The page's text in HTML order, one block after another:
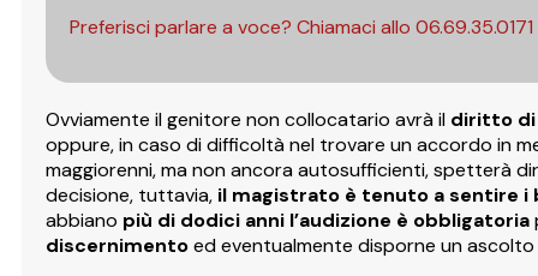
Preferisci parlare a voce? Chiamaci allo 06.69.35.0171
Ovviamente il genitore non collocatario avrà il diritto di
oppure, in caso di difficoltà nel trovare un accordo in
maggiorenni, ma non ancora autosufficienti, spetterà
decisione, tuttavia, il magistrato è tenuto a sentire i
abbiano più di dodici anni l’audizione è obbligatoria
discernimentoed eventualmente disporne un